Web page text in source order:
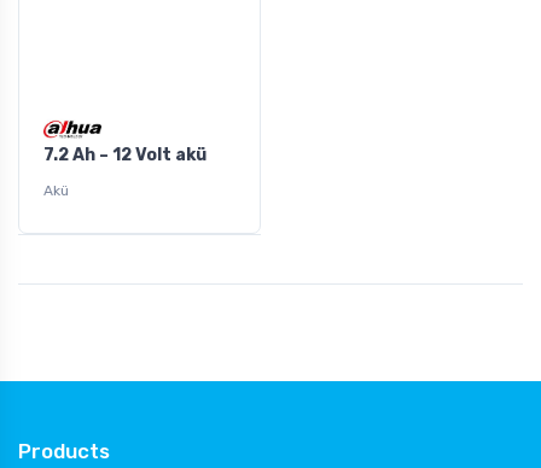
7.2 Ah – 12 Volt akü
Akü
Products